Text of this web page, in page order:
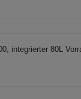
integrierter 80L